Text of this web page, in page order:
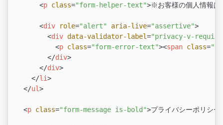
<p class="form-helper-text">※お客様の個人情報は
<div role="alert" aria-live="assertive">
<div data-validator-label="privacy-v-
<p class="form-error-text"><span class=
</div>
</div>
</li>
</ul>
<p class="form-message is-bold">プライバシーポリシ